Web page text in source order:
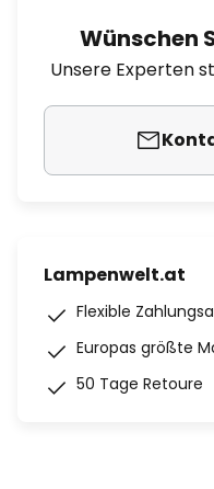
Wünschen
Unsere Experten
Lampenwelt.at
Flexible
Europas größte
50 Tage Retoure